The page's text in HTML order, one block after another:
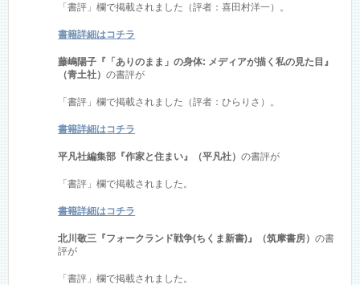
「書評」欄で掲載されました（評者：喜田村洋一）。
書籍詳細はコチラ
藤嶋陽子『「ありのまま」の身体: メディアが描く私の見た目』
（青土社）の書評が
「書評」欄で掲載されました（評者：ひらりさ）。
書籍詳細はコチラ
平凡社編集部『作家と住まい』（平凡社）の書評が
「書評」欄で掲載されました。
書籍詳細はコチラ
北川敬三『フォークランド戦争(ちくま新書)』（筑摩書房）の書
評が
「書評」欄で掲載されました。